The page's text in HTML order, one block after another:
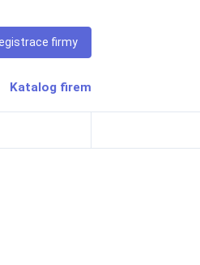
firmy
Katalog firem